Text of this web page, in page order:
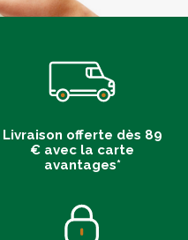
Livraison offerte dès 89
€ avec la carte
avantages*